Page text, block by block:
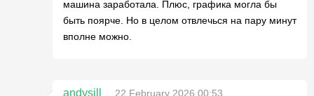
машина заработала. Плюс, графика могла бы
быть поярче. Но в целом отвлечься на пару минут
вполне можно.
andysill
22 February 2026 00:53